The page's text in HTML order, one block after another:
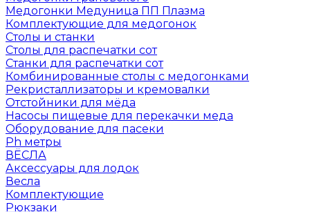
Медогонки Медуница ПП Плазма
Комплектующие для медогонок
Столы и станки
Столы для распечатки сот
Станки для распечатки сот
Комбинированные столы с медогонками
Рекристаллизаторы и кремовалки
Отстойники для мёда
Насосы пищевые для перекачки меда
Оборудование для пасеки
Ph метры
ВЁСЛА
Аксессуары для лодок
Весла
Комплектующие
Рюкзаки